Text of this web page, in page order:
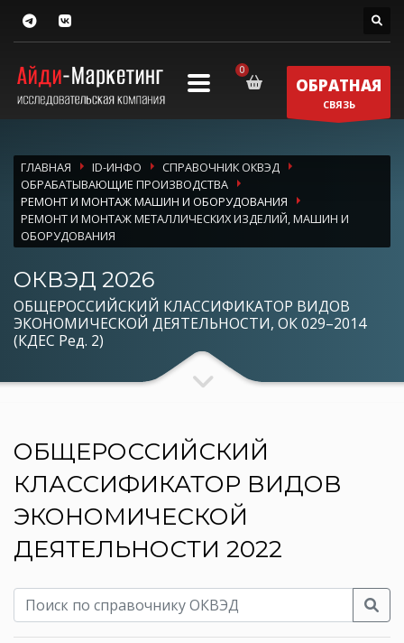
ОБРАТНАЯ
СВЯЗЬ
ГЛАВНАЯ ID-ИНФО
СПРАВОЧНИК ОКВЭД
ОБРАБАТЫВАЮЩИЕ ПРОИЗВОДСТВА
РЕМОНТ И МОНТАЖ МАШИН И ОБОРУДОВАНИЯ
РЕМОНТ И МОНТАЖ МЕТАЛЛИЧЕСКИХ ИЗДЕЛИЙ, МАШИН И
ОБОРУДОВАНИЯ
ОКВЭД 2026
ОБЩЕРОССИЙСКИЙ КЛАССИФИКАТОР ВИДОВ
ЭКОНОМИЧЕСКОЙ ДЕЯТЕЛЬНОСТИ, ОК 029–2014
(КДЕС Ред. 2)
ОБЩЕРОССИЙСКИЙ
КЛАССИФИКАТОР ВИДОВ
ЭКОНОМИЧЕСКОЙ
ДЕЯТЕЛЬНОСТИ 2022